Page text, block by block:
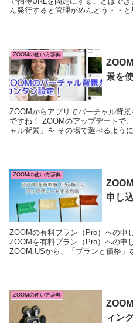
ん発行すると管理がめんどう・・
ZOOMの使い方辞典
景を
ZOOMからアプリでバーチャル背景を使おう バーチャル
ですね！ ZOOMのアップデートで
ャル背景」を その場で選べるようになりました！
ZOOMの使い方辞典
申し
ZOOMの有料プラン（Pro）への申
ZOOMを有料プラン（Pro）への申
ZOOM.USから、「プランと価格」をクリック。 ペ
ZOOMの使い方辞典
ィン